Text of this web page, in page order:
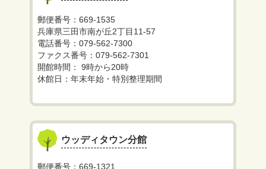
郵便番号：669-1535
兵庫県三田市南が丘2丁目11-57
電話番号：079-562-7300
ファクス番号：079-562-7301
開館時間： 9時から20時
休館日：年末年始・特別整理期間
ウッディタウン分館
郵便番号：669-1321